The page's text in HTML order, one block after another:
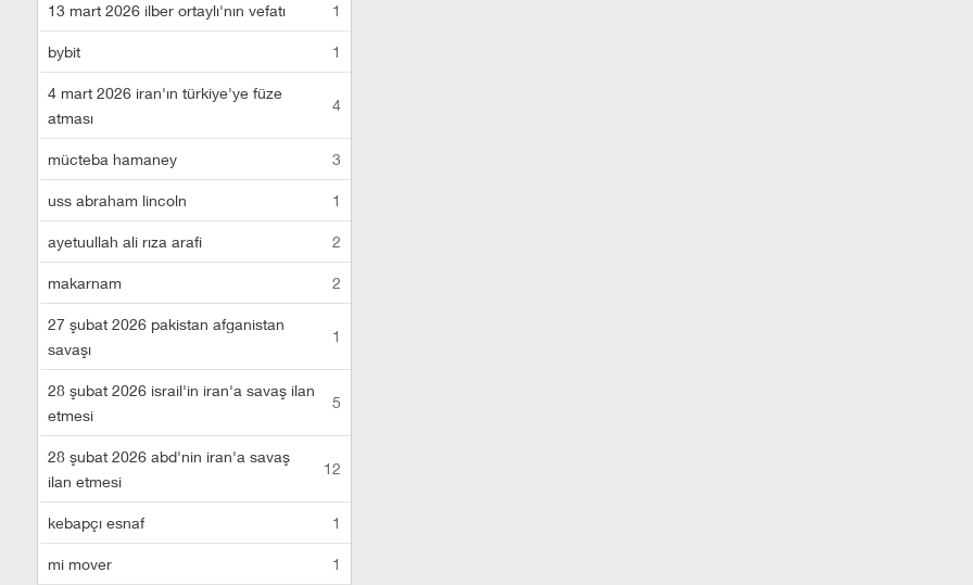
13 mart 2026 ilber ortaylı'nın vefatı 1
bybit 1
4 mart 2026 iran'ın türkiye'ye füze
atması
4
mücteba hamaney 3
uss abraham lincoln 1
ayetuullah ali rıza arafi 2
makarnam 2
27 şubat 2026 pakistan afganistan
savaşı
1
28 şubat 2026 israil'in iran'a savaş ilan
etmesi
5
28 şubat 2026 abd'nin iran'a savaş
ilan etmesi
12
kebapçı esnaf 1
mi mover 1